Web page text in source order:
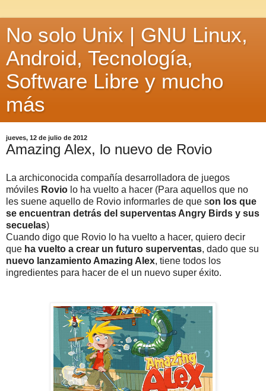
No solo Unix | GNU Linux,
Android, Tecnología,
Software Libre y mucho
más
jueves, 12 de julio de 2012
Amazing Alex, lo nuevo de Rovio
La archiconocida compañía desarrolladora de juegos
móviles Rovio lo ha vuelto a hacer (Para aquellos que no
les suene aquello de Rovio informarles de que son los que
se encuentran detrás del superventas Angry Birds y sus
secuelas)
Cuando digo que Rovio lo ha vuelto a hacer, quiero decir
que ha vuelto a crear un futuro superventas, dado que su
nuevo lanzamiento Amazing Alex, tiene todos los
ingredientes para hacer de el un nuevo super éxito.